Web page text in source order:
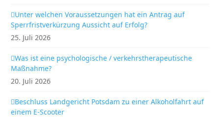
Unter welchen Voraussetzungen hat ein Antrag auf
Sperrfristverkürzung Aussicht auf Erfolg?
25. Juli 2026
Was ist eine psychologische / verkehrstherapeutische
Maßnahme?
20. Juli 2026
Beschluss Landgericht Potsdam zu einer Alkoholfahrt auf
einem E-Scooter